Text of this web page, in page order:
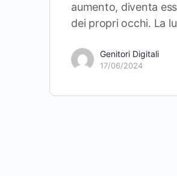
aumento, diventa
dei propri occhi. La
Genitori Digitali
17/06/2024